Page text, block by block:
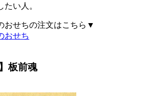
い人。
おせちの注文はこちら▼
おせち
板前魂